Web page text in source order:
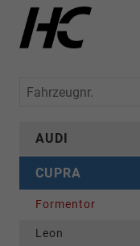
Fahrzeugnr.
AUDI
CUPRA
Formentor
Leon